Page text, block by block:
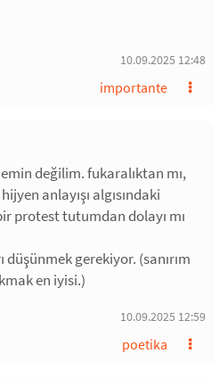
10.09.2025 12:48
importante
değilim. fukaralıktan mı,
anlayışı algısındaki
protest tutumdan dolayı mı
gerekiyor. (sanırım
en iyisi.)
10.09.2025 12:59
poetika